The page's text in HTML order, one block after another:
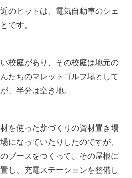
のヒットは、電気自動車のシェ
です。
校庭があり、その校庭は地元の
たちのマレットゴルフ場として
、半分は空き地。
を使った薪づくりの資材置き場
になっていたりしたのですが、
ブースをつくって、その屋根に
し、充電ステーションを整備し